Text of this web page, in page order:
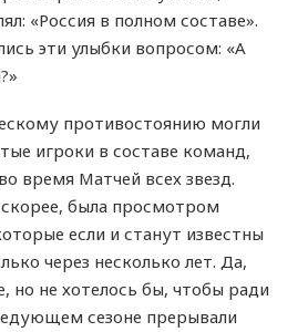
«Россия в полном составе».
эти улыбки вопросом: «А
противостоянию могли
игроки в составе команд,
время Матчей всех звезд.
была просмотром
если и станут известны
через несколько лет. Да,
но не хотелось бы, чтобы ради
сезоне прерывали